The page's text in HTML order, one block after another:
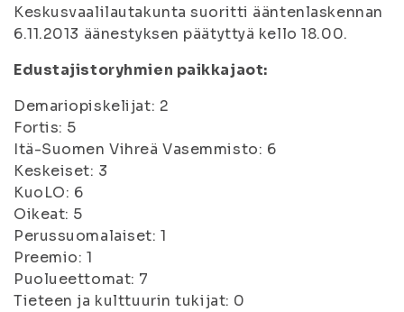
Keskusvaalilautakunta suoritti ääntenlaskennan
6.11.2013 äänestyksen päätyttyä kello 18.00.
Edustajistoryhmien paikkajaot:
Demariopiskelijat: 2
Fortis: 5
Itä-Suomen Vihreä Vasemmisto: 6
Keskeiset: 3
KuoLO: 6
Oikeat: 5
Perussuomalaiset: 1
Preemio: 1
Puolueettomat: 7
Tieteen ja kulttuurin tukijat: 0